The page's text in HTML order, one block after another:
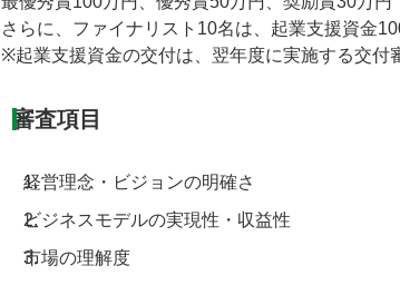
さらに、ファイナリスト10名は、起業支援資金
※起業支援資金の交付は、翌年度に実施する交付
審査項目
経営理念・ビジョンの明確さ
ビジネスモデルの実現性・収益性
市場の理解度